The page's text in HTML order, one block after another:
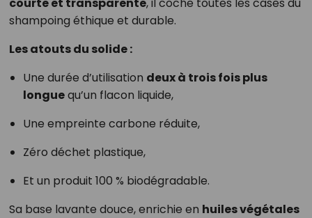
shampoing éthique et durable.
Les atouts du solide :
Une durée d’utilisation deux à trois fois plus
longuequ’un flacon liquide,
Une empreinte carbone réduite,
Zéro déchet plastique,
Et un produit 100 % biodégradable.
Sa base lavante douce, enrichie en huiles végétales